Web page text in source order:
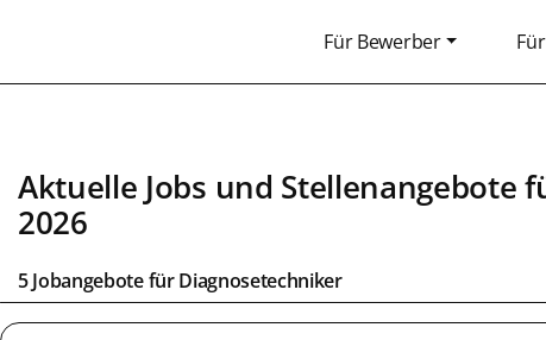
Für Bewerber
Aktuelle Jobs und Stellenangebote
2026
5 Jobangebote fürDiagnosetechniker